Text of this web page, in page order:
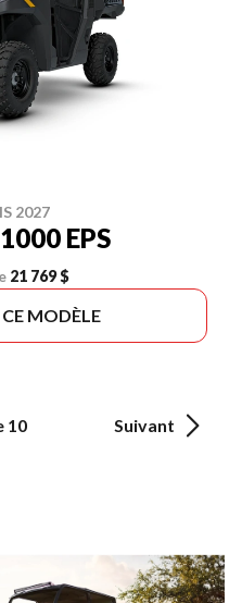
2027
EPS
21 769 $
MODÈLE
10 Suivant